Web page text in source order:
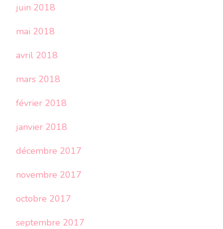
juin 2018
mai 2018
avril 2018
mars 2018
février 2018
janvier 2018
décembre 2017
novembre 2017
octobre 2017
septembre 2017